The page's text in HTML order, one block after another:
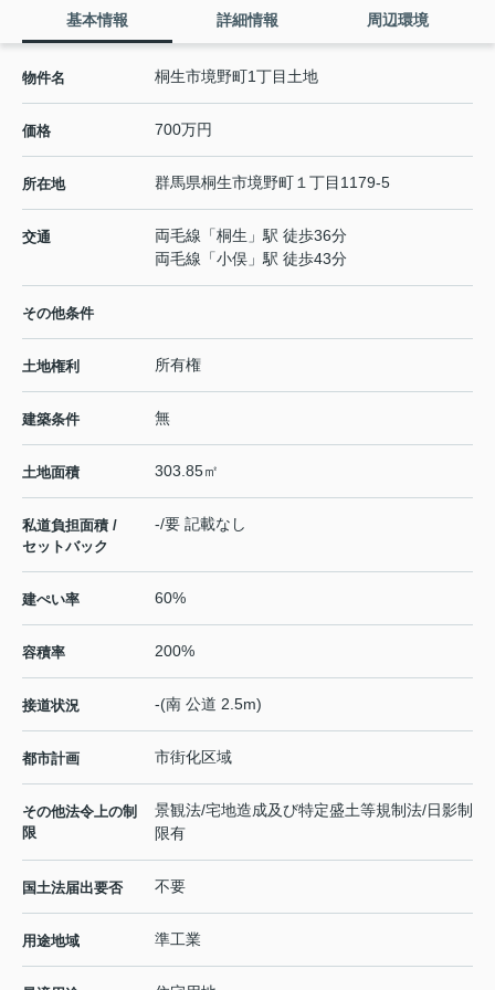
基本情報 詳細情報 周辺環境
物件名 桐生市境野町1丁目土地
価格 700万円
所在地 群馬県桐生市境野町 １丁目1179-5
交通 両毛線 「桐生 」駅 徒歩36分
両毛線 「小俣 」駅 徒歩43分
その他条件
土地権利 所有権
建築条件 無
土地面積 303.85㎡
私道負担面積 /
セットバック
-/要 記載なし
建ぺい率 60%
容積率 200%
接道状況 -(南 公道 2.5m)
都市計画 市街化区域
その他法令上の制
限
景観法/宅地造成及び特定盛土等規制法/日影制
限有
国土法届出要否 不要
用途地域 準工業